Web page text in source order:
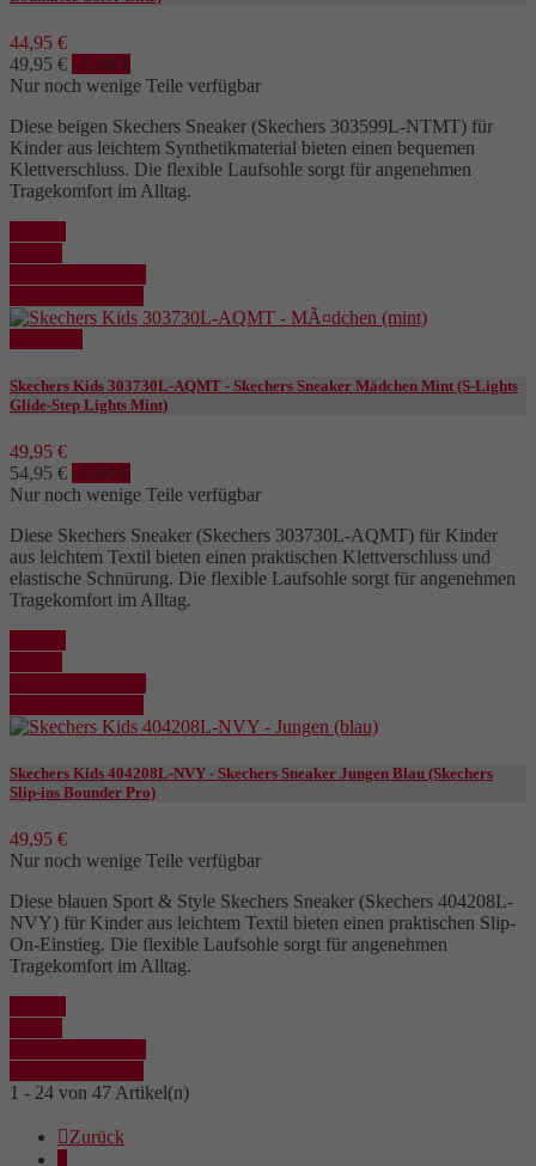
44,95 €
49,95 € - 5,00 €
Nur noch wenige Teile verfügbar
Diese beigen Skechers Sneaker (Skechers 303599L-NTMT) für
Kinder aus leichtem Synthetikmaterial bieten einen bequemen
Klettverschluss. Die flexible Laufsohle sorgt für angenehmen
Tragekomfort im Alltag.
Skechers Kids 303730L-AQMT - Skechers Sneaker Mädchen Mint (S-Lights
Glide-Step Lights Mint)
49,95 €
54,95 € - 5,00 €
Nur noch wenige Teile verfügbar
Diese Skechers Sneaker (Skechers 303730L-AQMT) für Kinder
aus leichtem Textil bieten einen praktischen Klettverschluss und
elastische Schnürung. Die flexible Laufsohle sorgt für angenehmen
Tragekomfort im Alltag.
Skechers Kids 404208L-NVY - Skechers Sneaker Jungen Blau (Skechers
Slip-ins Bounder Pro)
49,95 €
Nur noch wenige Teile verfügbar
Diese blauen Sport & Style Skechers Sneaker (Skechers 404208L-
NVY) für Kinder aus leichtem Textil bieten einen praktischen Slip-
On-Einstieg. Die flexible Laufsohle sorgt für angenehmen
Tragekomfort im Alltag.
1 - 24 von 47 Artikel(n)
 Zurück